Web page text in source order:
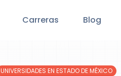
Carreras Blog
UNIVERSIDADES EN ESTADO DE MÉXICO